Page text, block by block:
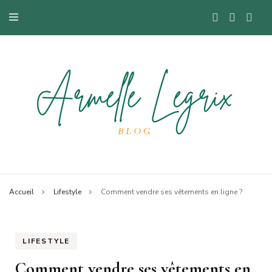
Armelle
Accueil Lifestyle Comment vendre ses vêtements en ligne ?
LIFESTYLE